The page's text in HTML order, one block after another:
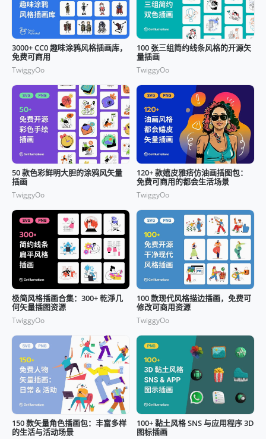
3000+ CC0 趣味涂鸦风格插画库，
免费可商用
TwiggyOo
100 张三组简约线条风格的开源矢
量插画
TwiggyOo
50 款色彩鲜明大胆的涂鸦风矢量
插画
TwiggyOo
120+ 款嬉皮雅痞仿油画插图包：
免费可商用的都会生活场景
TwiggyOo
极简风格插画合集：300+ 乾淨几
何矢量插图资源
TwiggyOo
100 款现代风格描边插画，免费可
修改可商用资源
TwiggyOo
150 款矢量角色插画包：丰富多样
的生活与活动场景
100+ 黏土风格 SNS 与应用程序 3D
图标插画